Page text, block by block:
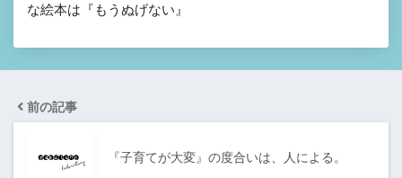
な絵本は『もうぬげない』
前の記事
『子育てが大変』の度合いは、人による。